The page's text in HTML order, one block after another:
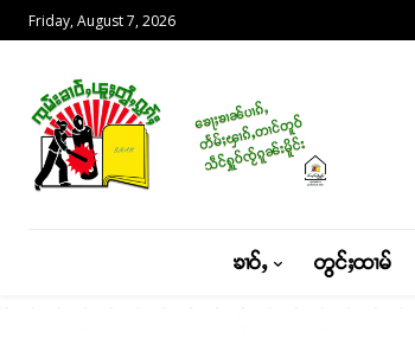
Friday, August 7, 2026
ၶၢဝ်ႇ တွင်ႈထၢမ်